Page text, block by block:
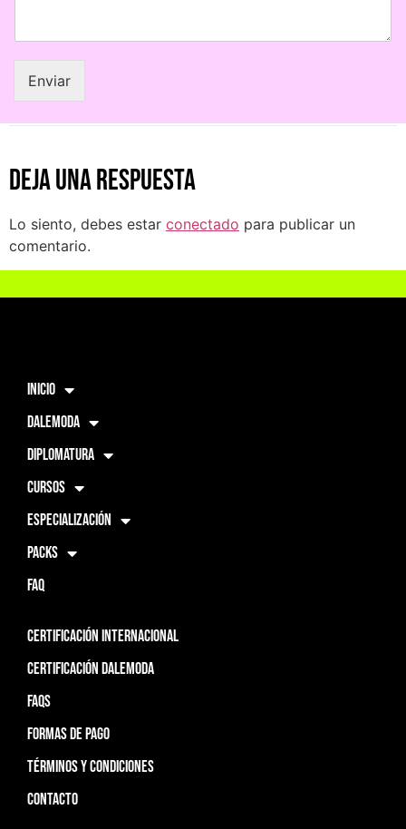
Enviar
Deja una respuesta
Lo siento, debes estar conectado para publicar un
comentario.
INICIO
DALEMODA
DIPLOMATURA
CURSOS
ESPECIALIZACIÓN
PACKS
FAQ
CERTIFICACIÓN INTERNACIONAL
CERTIFICACIÓN DALEMODA
FAQS
FORMAS DE PAGO
TÉRMINOS Y CONDICIONES
CONTACTO